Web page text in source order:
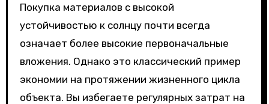
Покупка материалов с высокой
устойчивостью к солнцу почти всегда
означает более высокие первоначальные
вложения. Однако это классический пример
экономии на протяжении жизненного цикла
объекта. Вы избегаете регулярных затрат на